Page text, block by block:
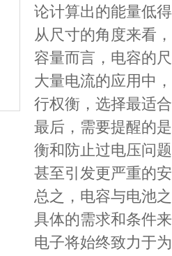
论计算出的能量低
从尺寸的角度来看
容量而言，电容的
大量电流的应用中
行权衡，选择最适
最后，需要提醒的
衡和防止过电压问
甚至引发更严重的
总之，电容与电池
具体的需求和条件
电子将始终致力于